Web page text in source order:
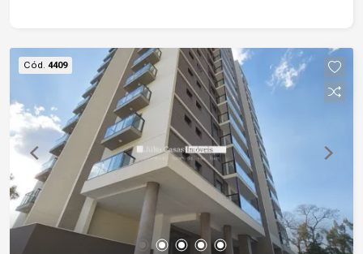
box em vidro e armários
Cód. 4409